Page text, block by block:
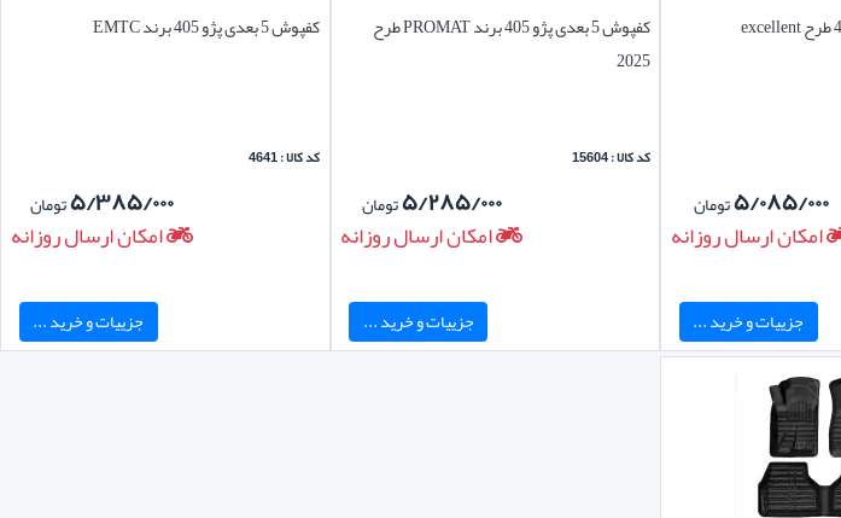
۵/۰۸۵/۰۰۰تومان
امکان ارسال روزانه
جزییات و خرید ...
کفپوش 5 بعدی پژو 405 برند PROMAT طرح
2025
کد کالا : 15604
۵/۲۸۵/۰۰۰تومان
امکان ارسال روزانه
جزییات و خرید ...
کفپوش 5 بعدی پژو 405 برند EMTC
کد کالا : 4641
۵/۳۸۵/۰۰۰تومان
امکان ارسال روزانه
جزییات و خرید ...